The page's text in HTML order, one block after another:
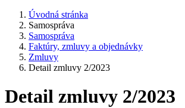
Úvodná stránka
Samospráva
Samospráva
Faktúry, zmluvy a objednávky
Zmluvy
Detail zmluvy 2/2023
Detail zmluvy 2/2023